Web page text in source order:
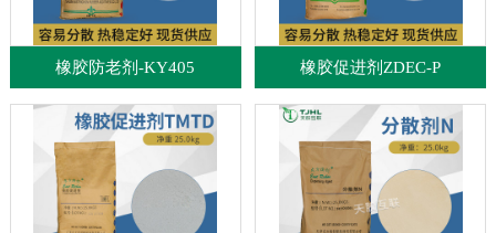
橡胶防老剂-KY405 橡胶促进剂ZDEC-P